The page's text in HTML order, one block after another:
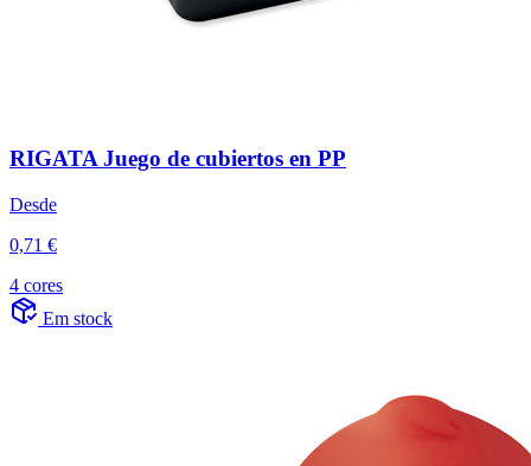
RIGATA Juego de cubiertos en PP
Desde
0,71 €
4 cores
Em stock